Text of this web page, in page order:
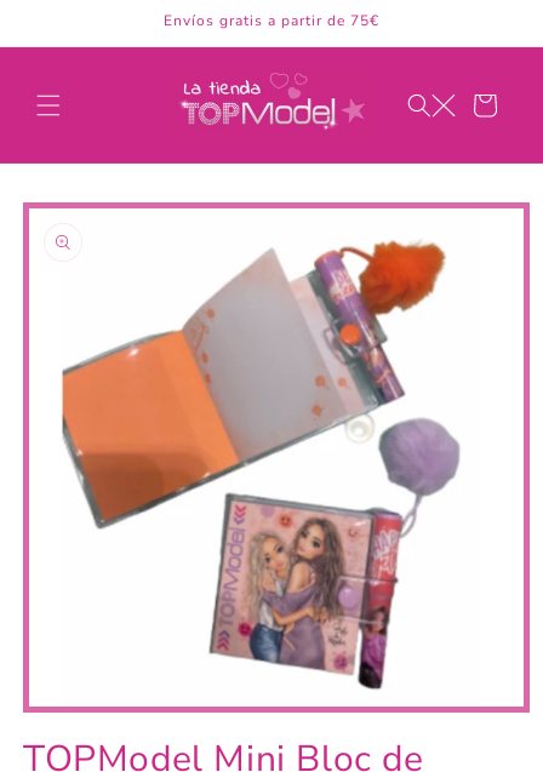
al contenido
Envíos gratis a partir de 75€
Carrito
directamente
información
Abrir
multimedia
TOPModel Mini Bloc de